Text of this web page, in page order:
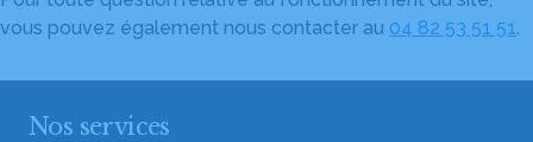
vous pouvez également nous contacter au 04 82 53 51 51.
Nos services